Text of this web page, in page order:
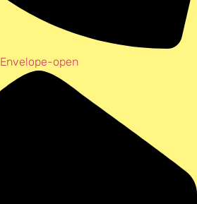
Envelope-open